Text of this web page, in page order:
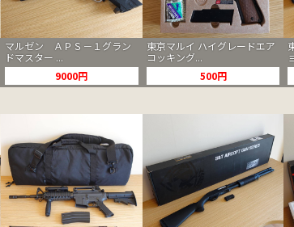
マルゼン ＡＰＳ－１グラン
ドマスター ...
9000円
東京マルイ ハイグレードエア
コッキング...
500円